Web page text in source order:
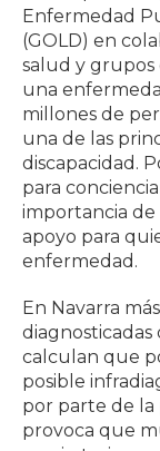
Enfermedad
(GOLD) en
salud y grupos
una
millones de
una de las
discapacidad.
para
importancia de
apoyo para
enfermedad.
En Navarra
diagnosticadas
calculan que
posible
por parte de la
provoca que